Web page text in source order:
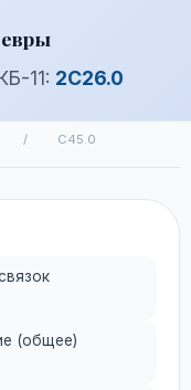
11: 2C26.0
/ C45.0
(общее)